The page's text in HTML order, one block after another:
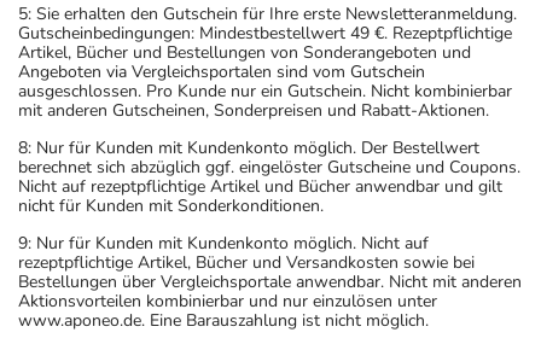
5: Sie erhalten den Gutschein für Ihre erste Newsletteranmeldung.
Gutscheinbedingungen: Mindestbestellwert 49 €. Rezeptpflichtige
Artikel, Bücher und Bestellungen von Sonderangeboten und
Angeboten via Vergleichsportalen sind vom Gutschein
ausgeschlossen. Pro Kunde nur ein Gutschein. Nicht kombinierbar
mit anderen Gutscheinen, Sonderpreisen und Rabatt-Aktionen.
8: Nur für Kunden mit Kundenkonto möglich. Der Bestellwert
berechnet sich abzüglich ggf. eingelöster Gutscheine und Coupons.
Nicht auf rezeptpflichtige Artikel und Bücher anwendbar und gilt
nicht für Kunden mit Sonderkonditionen.
9: Nur für Kunden mit Kundenkonto möglich. Nicht auf
rezeptpflichtige Artikel, Bücher und Versandkosten sowie bei
Bestellungen über Vergleichsportale anwendbar. Nicht mit anderen
Aktionsvorteilen kombinierbar und nur einzulösen unter
www.aponeo.de. Eine Barauszahlung ist nicht möglich.